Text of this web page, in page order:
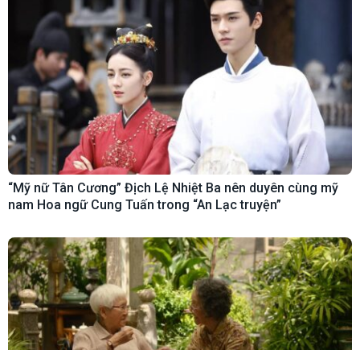
“Mỹ nữ Tân Cương” Địch Lệ Nhiệt Ba nên duyên cùng mỹ
nam Hoa ngữ Cung Tuấn trong “An Lạc truyện”